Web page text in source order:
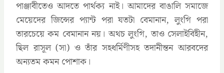
পাঞ্জাবীতেও আদতে পার্থক্য নাই। আমাদের বাঙালি সমাজে
মেয়েদের জিন্সের প্যান্ট পরা যতটা বেমানান, লুংগি পরা
তারচেয়ে কম বেমানান নয়। অথচ লুংগি, তাও সেলাইবিহীন,
ছিল রাসূল (সা) ও তাঁর সহধর্মিণীসহ তদানীন্তন আরবদের
অন্যতম কমন পোশাক।